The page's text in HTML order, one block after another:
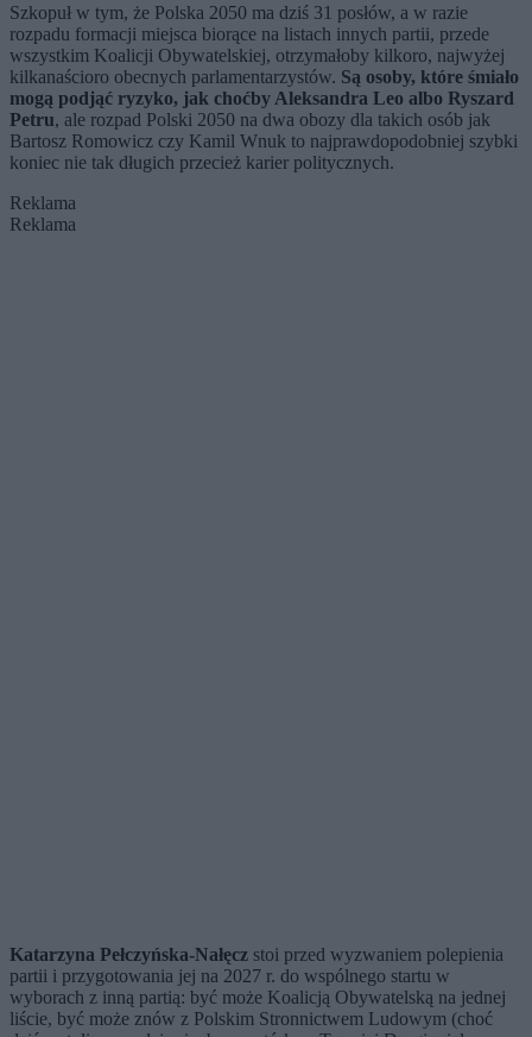
Szkopuł w tym, że Polska 2050 ma dziś 31 posłów, a w razie
rozpadu formacji miejsca biorące na listach innych partii, przede
wszystkim Koalicji Obywatelskiej, otrzymałoby kilkoro, najwyżej
kilkanaścioro obecnych parlamentarzystów. Są osoby, które śmiało
mogą podjąć ryzyko, jak choćby Aleksandra Leo albo Ryszard
Petru, ale rozpad Polski 2050 na dwa obozy dla takich osób jak
Bartosz Romowicz czy Kamil Wnuk to najprawdopodobniej szybki
koniec nie tak długich przecież karier politycznych.
Reklama
Reklama
Katarzyna Pełczyńska-Nałęcz stoi przed wyzwaniem polepienia
partii i przygotowania jej na 2027 r. do wspólnego startu w
wyborach z inną partią: być może Koalicją Obywatelską na jednej
liście, być może znów z Polskim Stronnictwem Ludowym (choć